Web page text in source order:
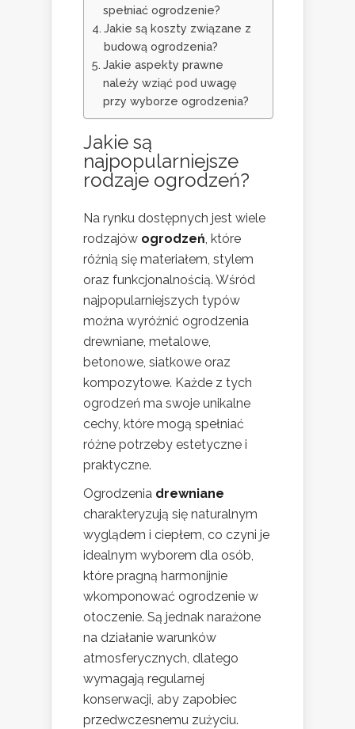
spełniać ogrodzenie?
Jakie są koszty związane z
budową ogrodzenia?
Jakie aspekty prawne
należy wziąć pod uwagę
przy wyborze ogrodzenia?
Jakie są
najpopularniejsze
rodzaje ogrodzeń?
Na rynku dostępnych jest wiele
rodzajów ogrodzeń, które
różnią się materiałem, stylem
oraz funkcjonalnością. Wśród
najpopularniejszych typów
można wyróżnić ogrodzenia
drewniane, metalowe,
betonowe, siatkowe oraz
kompozytowe. Każde z tych
ogrodzeń ma swoje unikalne
cechy, które mogą spełniać
różne potrzeby estetyczne i
praktyczne.
Ogrodzenia drewniane
charakteryzują się naturalnym
wyglądem i ciepłem, co czyni je
idealnym wyborem dla osób,
które pragną harmonijnie
wkomponować ogrodzenie w
otoczenie. Są jednak narażone
na działanie warunków
atmosferycznych, dlatego
wymagają regularnej
konserwacji, aby zapobiec
przedwczesnemu zużyciu.